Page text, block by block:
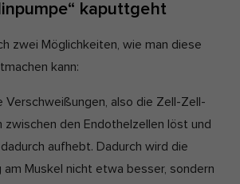
kaputtgeht
zwei Möglichkeiten, wie man diese
kann:
Verschweißungen, also die Zell-Zell-
zwischen den Endothelzellen löst und
aufhebt. Dadurch wird die
am Muskel nicht etwa besser, sondern